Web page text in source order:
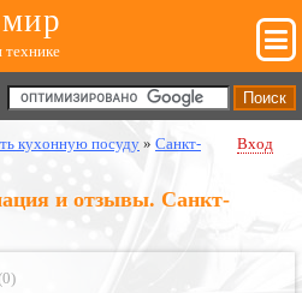
технике
кухонную посуду » Санкт-
Вход
и отзывы. Санкт-